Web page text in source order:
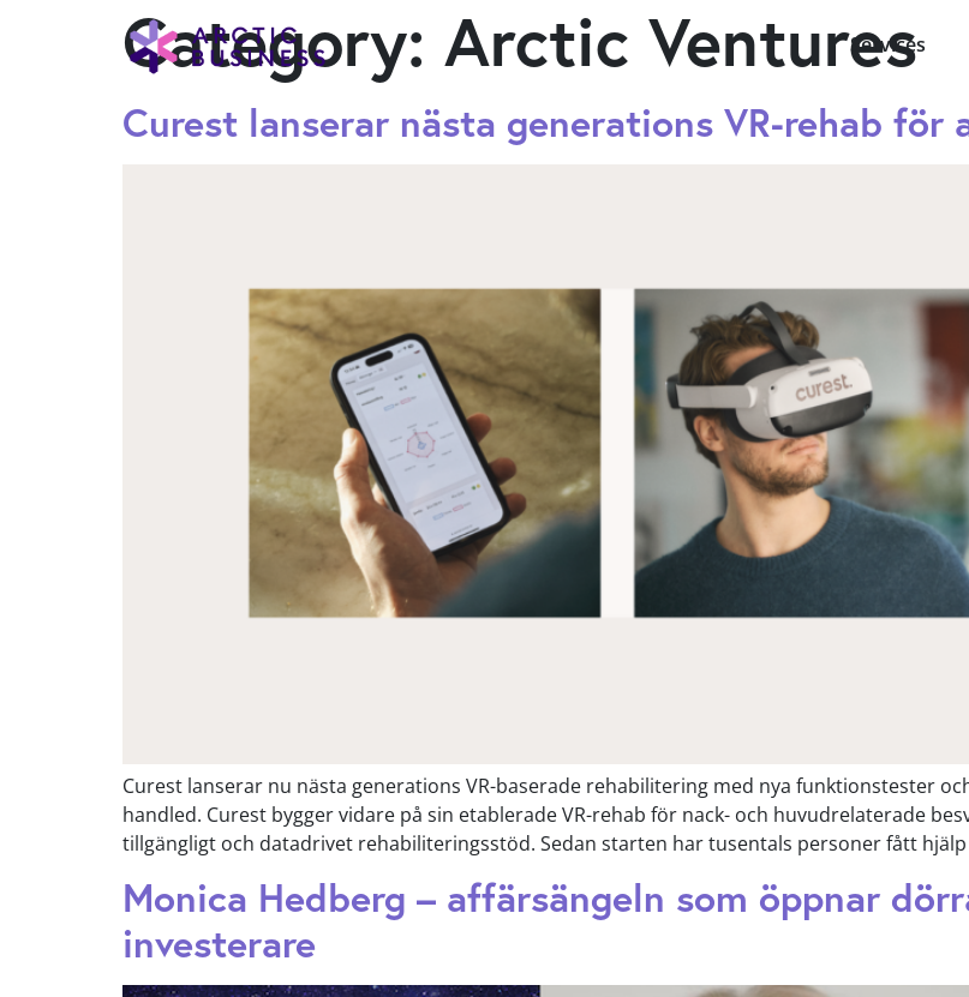
Services
Category: Arctic Ventures
Curest lanserar nästa generations VR-rehab för
Curest lanserar nu nästa generations VR-baserade rehabilitering med nya funktionstester
handled. Curest bygger vidare på sin etablerade VR-rehab för nack- och huvudrelaterade
tillgängligt och datadrivet rehabiliteringsstöd. Sedan starten har tusentals personer fått
Monica Hedberg – affärsängeln som öppnar
investerare